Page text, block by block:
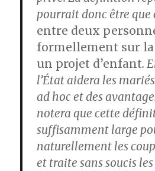
pourrait donc être que
entre deux
formellement sur
un projet d’enfant.
l’État aidera les
ad hoc et des
notera que cette
suffisamment large
naturellement les
et traite sans soucis